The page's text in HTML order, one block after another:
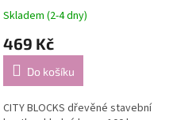
barvy 100 ks
Skladem (2-4 dny)
469 Kč
Do košíku
CITY BLOCKS dřevěné stavební